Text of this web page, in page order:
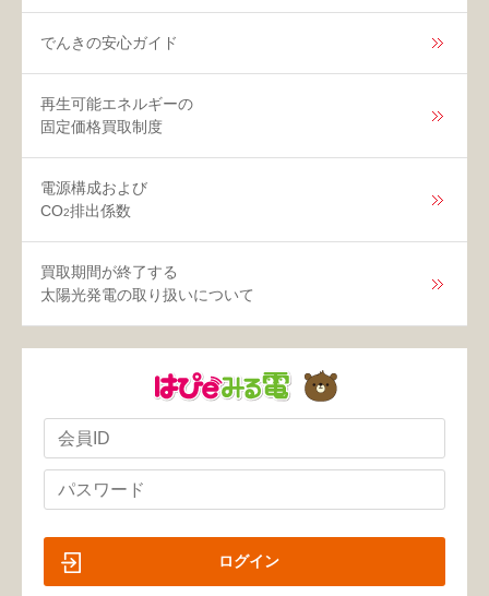
でんきの安心ガイド
再生可能エネルギーの
固定価格買取制度
電源構成および
CO2排出係数
買取期間が終了する
太陽光発電の取り扱いについて
ログイン